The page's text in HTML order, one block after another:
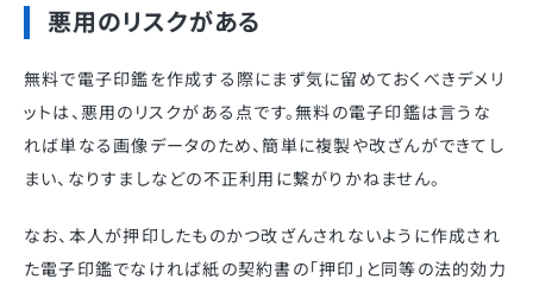
悪用のリスクがある
無料で電子印鑑を作成する際にまず気に留めておくべきデメリ
ットは、悪用のリスクがある点です。無料の電子印鑑は言うな
れば単なる画像データのため、簡単に複製や改ざんができてし
まい、なりすましなどの不正利用に繋がりかねません。
なお、本人が押印したものかつ改ざんされないように作成され
た電子印鑑でなければ紙の契約書の「押印」と同等の法的効力